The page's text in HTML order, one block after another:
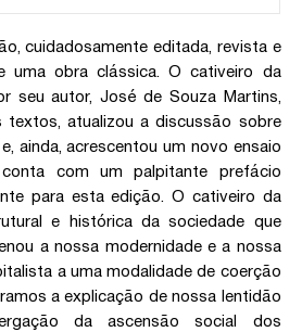
cuidadosamente editada, revista e
uma obra clássica. O cativeiro da
seu autor, José de Souza Martins,
textos, atualizou a discussão sobre
ainda, acrescentou um novo ensaio
com um palpitante prefácio
para esta edição. O cativeiro da
e histórica da sociedade que
a nossa modernidade e a nossa
a uma modalidade de coerção
a explicação de nossa lentidão
da ascensão social dos